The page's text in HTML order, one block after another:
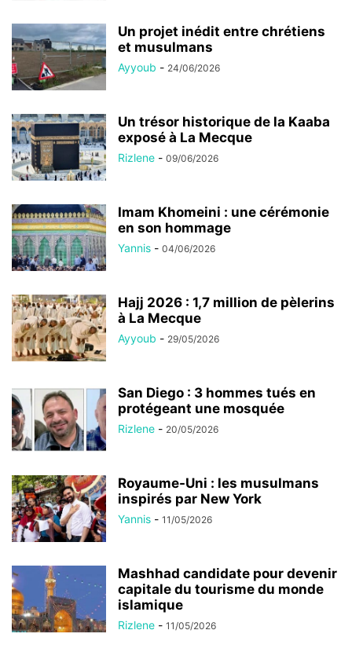
Un projet inédit entre chrétiens
et musulmans
Ayyoub - 24/06/2026
Un trésor historique de la Kaaba
exposé à La Mecque
Rizlene - 09/06/2026
Imam Khomeini : une cérémonie
en son hommage
Yannis - 04/06/2026
Hajj 2026 : 1,7 million de pèlerins
à La Mecque
Ayyoub - 29/05/2026
San Diego : 3 hommes tués en
protégeant une mosquée
Rizlene - 20/05/2026
Royaume-Uni : les musulmans
inspirés par New York
Yannis - 11/05/2026
Mashhad candidate pour devenir
capitale du tourisme du monde
islamique
Rizlene - 11/05/2026